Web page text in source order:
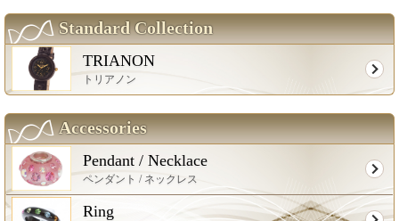
Standard Collection
TRIANON
トリアノン
Accessories
Pendant / Necklace
ペンダント / ネックレス
Ring